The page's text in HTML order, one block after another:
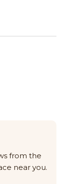
from the
near you.